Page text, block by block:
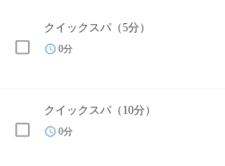
クイックスパ（5分）
0分
クイックスパ（10分）
0分